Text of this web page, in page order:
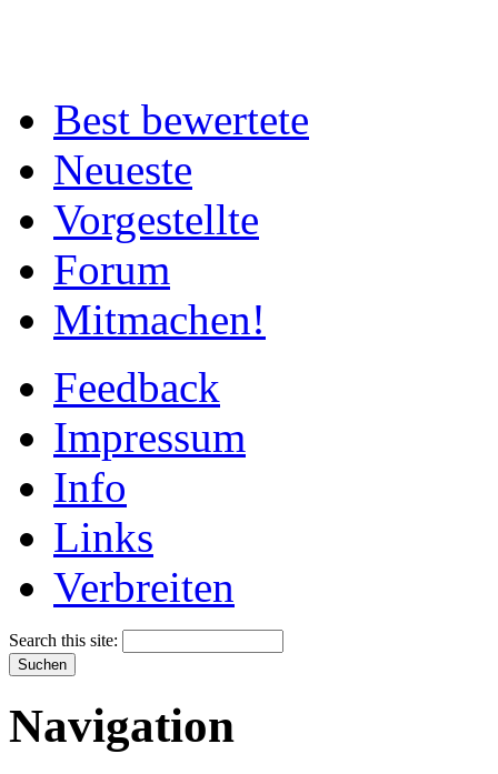
Best bewertete
Neueste
Vorgestellte
Forum
Mitmachen!
Feedback
Impressum
Info
Links
Verbreiten
Search this site:
Navigation